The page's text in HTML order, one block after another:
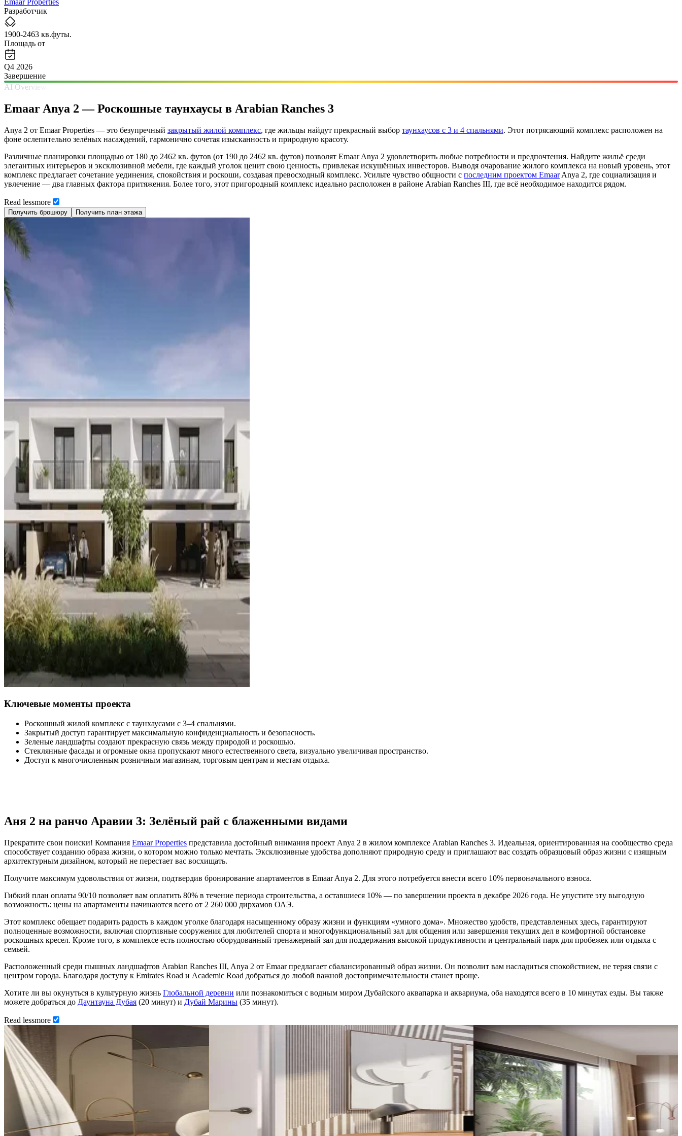
Разработчик
1900-2463 кв.футы.
Площадь от
Q4 2026
Завершение
AI Overview
Emaar Anya 2 — Роскошные таунхаусы в Arabian Ranches 3
Anya 2 от Emaar Properties — это безупречный закрытый жилой комплекс, где жильцы найдут прекрасный выбор таунхаусов с 3 и 4 спальнями. Этот потрясающий комплекс расположен на
фоне ослепительно зелёных насаждений, гармонично сочетая изысканность и природную красоту.
Различные планировки площадью от 180 до 2462 кв. футов (от 190 до 2462 кв. футов) позволят Emaar Anya 2 удовлетворить любые потребности и предпочтения. Найдите жильё среди
элегантных интерьеров и эксклюзивной мебели, где каждый уголок ценит свою ценность, привлекая искушённых инвесторов. Выводя очарование жилого комплекса на новый уровень, этот
комплекс предлагает сочетание уединения, спокойствия и роскоши, создавая превосходный комплекс. Усильте чувство общности с последним проектом EmaarAnya 2, где социализация и
увлечение — два главных фактора притяжения. Более того, этот пригородный комплекс идеально расположен в районе Arabian Ranches III, где всё необходимое находится рядом.
Read lessmore
Получить брошюру Получить план этажа
Ключевые моменты проекта
Роскошный жилой комплекс с таунхаусами с 3–4 спальнями.
Закрытый доступ гарантирует максимальную конфиденциальность и безопасность.
Зеленые ландшафты создают прекрасную связь между природой и роскошью.
Стеклянные фасады и огромные окна пропускают много естественного света, визуально увеличивая пространство.
Доступ к многочисленным розничным магазинам, торговым центрам и местам отдыха.
Аня 2 на ранчо Аравии 3: Зелёный рай с блаженными видами
Прекратите свои поиски! Компания Emaar Properties представила достойный внимания проект Anya 2 в жилом комплексе Arabian Ranches 3. Идеальная, ориентированная на сообщество среда
способствует созданию образа жизни, о котором можно только мечтать. Эксклюзивные удобства дополняют природную среду и приглашают вас создать образцовый образ жизни с изящным
архитектурным дизайном, который не перестает вас восхищать.
Получите максимум удовольствия от жизни, подтвердив бронирование апартаментов в Emaar Anya 2. Для этого потребуется внести всего 10% первоначального взноса.
Гибкий план оплаты 90/10 позволяет вам оплатить 80% в течение периода строительства, а оставшиеся 10% — по завершении проекта в декабре 2026 года. Не упустите эту выгодную
возможность: цены на апартаменты начинаются всего от 2 260 000 дирхамов ОАЭ.
Этот комплекс обещает подарить радость в каждом уголке благодаря насыщенному образу жизни и функциям «умного дома». Множество удобств, представленных здесь, гарантируют
полноценные возможности, включая спортивные сооружения для любителей спорта и многофункциональный зал для общения или завершения текущих дел в комфортной обстановке
роскошных кресел. Кроме того, в комплексе есть полностью оборудованный тренажерный зал для поддержания высокой продуктивности и центральный парк для пробежек или отдыха с
семьей.
Расположенный среди пышных ландшафтов Arabian Ranches III, Anya 2 от Emaar предлагает сбалансированный образ жизни. Он позволит вам насладиться спокойствием, не теряя связи с
центром города. Благодаря доступу к Emirates Road и Academic Road добраться до любой важной достопримечательности станет проще.
Хотите ли вы окунуться в культурную жизнь Глобальной деревни или познакомиться с водным миром Дубайского аквапарка и аквариума, оба находятся всего в 10 минутах езды. Вы также
можете добраться до Даунтауна Дубая (20 минут) и Дубай Марины (35 минут).
Read lessmore